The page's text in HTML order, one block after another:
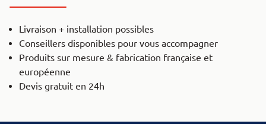
Livraison + installation possibles
Conseillers disponibles pour vous accompagner
Produits sur mesure & fabrication française et
européenne
Devis gratuit en 24h